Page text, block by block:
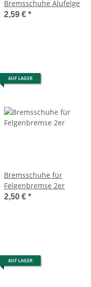
Bremsschuhe Alufelge
2,59 € *
AUF LAGER
Bremsschuhe für
Felgenbremse 2er
2,50 € *
AUF LAGER